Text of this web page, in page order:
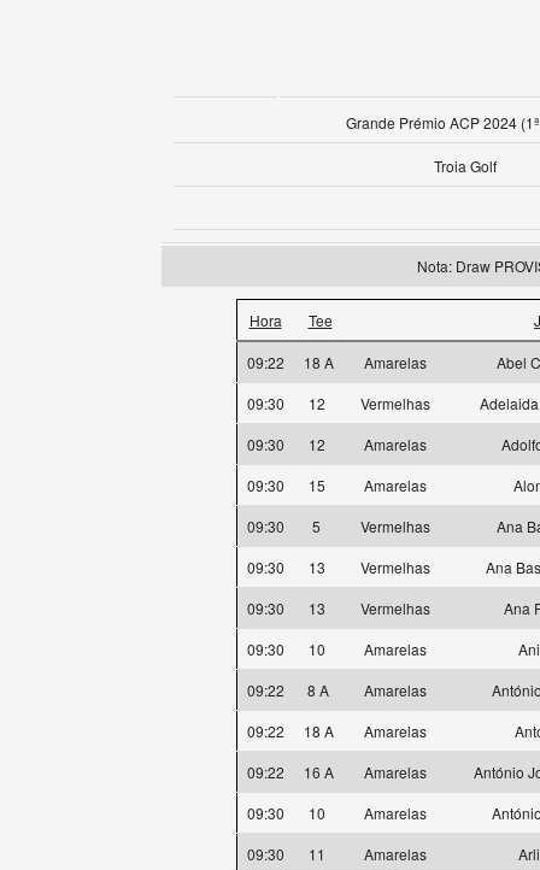
Grande Prémio ACP 2024
Troia Golf
Nota: Draw
Hora Tee
09:22 18 A Amarelas
Abel
09:30
12 Vermelhas
09:30
12 Amarelas
09:30
15 Amarelas
09:30
5 Vermelhas
Ana
09:30
13 Vermelhas
Ana
09:30
13 Vermelhas
Ana
09:30
10 Amarelas
09:22
8 A Amarelas
09:22
18 A Amarelas
09:22
16 A Amarelas
António
09:30
10 Amarelas
09:30
11 Amarelas